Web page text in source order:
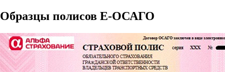
Образцы полисов E-ОСАГО